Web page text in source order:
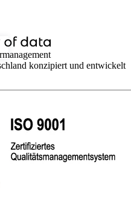
konzipiert und entwickelt